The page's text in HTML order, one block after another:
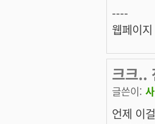
----
웹페이
크크..
글쓴이:
언제 이